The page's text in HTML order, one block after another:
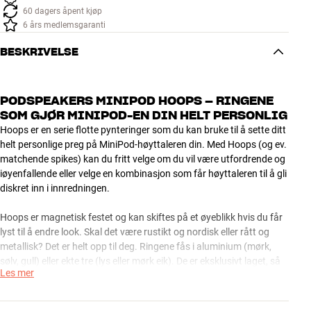
60 dagers åpent kjøp
6 års medlemsgaranti
BESKRIVELSE
PODSPEAKERS MINIPOD HOOPS – RINGENE
SOM GJØR MINIPOD-EN DIN HELT PERSONLIG
Hoops er en serie flotte pynteringer som du kan bruke til å sette ditt
helt personlige preg på MiniPod-høyttaleren din. Med Hoops (og ev.
matchende spikes) kan du fritt velge om du vil være utfordrende og
iøyenfallende eller velge en kombinasjon som får høyttaleren til å gli
diskret inn i innredningen.
Hoops er magnetisk festet og kan skiftes på et øyeblikk hvis du får
lyst til å endre look. Skal det være rustikt og nordisk eller rått og
metallisk? Det er helt opp til deg. Ringene fås i aluminium (mørk,
sølv, gull) eller ekte tre (lys eller mørk eik). De er eksklusivt laget, så
du får et elegant og personlig uttrykk og ikke bare billig plast-bling,
Les mer